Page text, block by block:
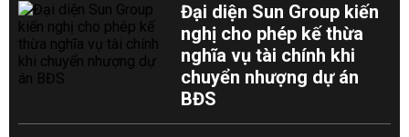
Đại diện Sun Group kiến
nghị cho phép kế thừa
nghĩa vụ tài chính khi
chuyển nhượng dự án
BĐS